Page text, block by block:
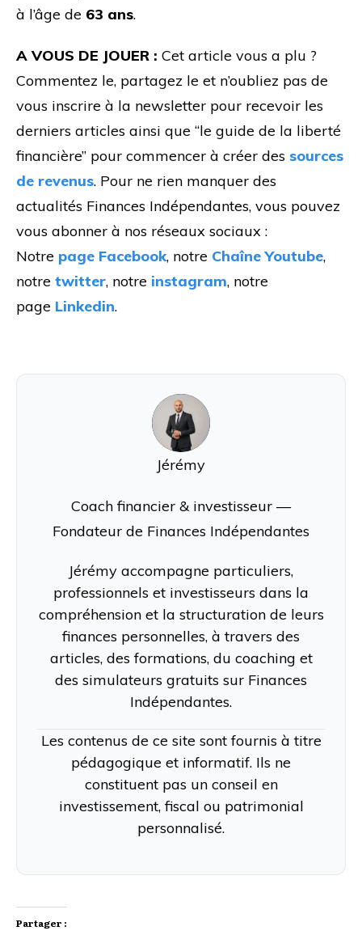
à l’âge de 63 ans.
A VOUS DE JOUER : Cet article vous a plu ?
Commentez le, partagez le et n’oubliez pas de
vous inscrire à la newsletter pour recevoir les
derniers articles ainsi que “le guide de la liberté
financière” pour commencer à créer des sources
de revenus. Pour ne rien manquer des
actualités Finances Indépendantes, vous pouvez
vous abonner à nos réseaux sociaux :
Notre page Facebook, notre Chaîne Youtube,
notre twitter, notre instagram, notre
page Linkedin.
J
Jérémy
Coach financier & investisseur —
Fondateur de Finances Indépendantes
Jérémy accompagne particuliers,
professionnels et investisseurs dans la
compréhension et la structuration de leurs
finances personnelles, à travers des
articles, des formations, du coaching et
des simulateurs gratuits sur Finances
Indépendantes.
Les contenus de ce site sont fournis à titre
pédagogique et informatif. Ils ne
constituent pas un conseil en
investissement, fiscal ou patrimonial
personnalisé.
Partager :